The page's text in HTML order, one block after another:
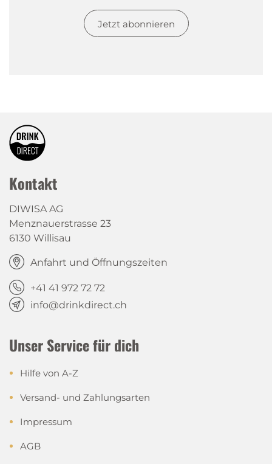
Jetzt abonnieren
Kontakt
DIWISA AG
Menznauerstrasse 23
6130 Willisau
Anfahrt und Öffnungszeiten
+41 41 972 72 72
info@drinkdirect.ch
Unser Service für dich
Hilfe von A-Z
Versand- und Zahlungsarten
Impressum
AGB